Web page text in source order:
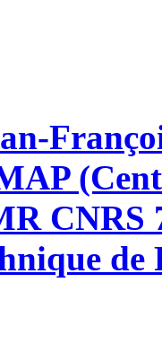
CNRS
de